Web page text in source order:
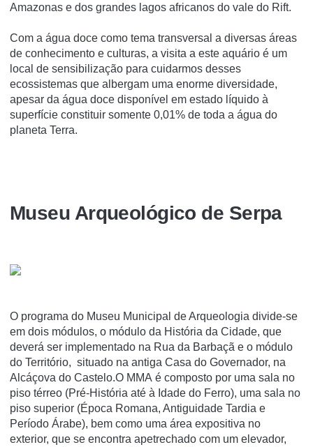
Amazonas e dos grandes lagos africanos do vale do Rift.
Com a água doce como tema transversal a diversas áreas
de conhecimento e culturas, a visita a este aquário é um
local de sensibilização para cuidarmos desses
ecossistemas que albergam uma enorme diversidade,
apesar da água doce disponível em estado líquido à
superfície constituir somente 0,01% de toda a água do
planeta Terra.
Museu Arqueológico de Serpa
O programa do Museu Municipal de Arqueologia divide-se
em dois módulos, o módulo da História da Cidade, que
deverá ser implementado na Rua da Barbaçã e o módulo
do Território, situado na antiga Casa do Governador, na
Alcáçova do Castelo.O MMA é composto por uma sala no
piso térreo (Pré-História até à Idade do Ferro), uma sala no
piso superior (Época Romana, Antiguidade Tardia e
Período Árabe), bem como uma área expositiva no
exterior, que se encontra apetrechado com um elevador,